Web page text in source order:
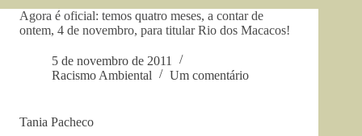
Agora é oficial: temos quatro meses, a contar de
ontem, 4 de novembro, para titular Rio dos Macacos!
5 de novembro de 2011
Racismo Ambiental
Um comentário
Tania Pacheco